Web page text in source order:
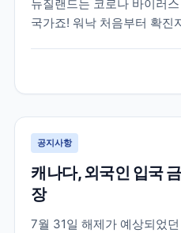
뉴질랜드는 코로나 바이러
국가죠! 워낙 처음부터 확진
네요 실제 뉴질랜드에 있는
학생들을 대상으로 수업을
크 걸...
공지사항
캐나다, 외국인 입국
장
7월 31일 해제가 예상되었